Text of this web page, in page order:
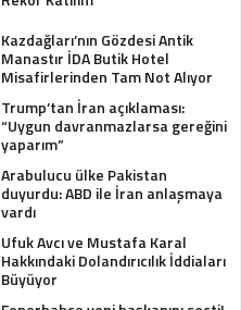
Kazdağları’nın Gözdesi Antik
Manastır İDA Butik Hotel
Misafirlerinden Tam Not Alıyor
Trump’tan İran açıklaması:
“Uygun davranmazlarsa gereğini
yaparım”
Arabulucu ülke Pakistan
duyurdu: ABD ile İran anlaşmaya
vardı
Ufuk Avcı ve Mustafa Karal
Hakkındaki Dolandırıcılık İddiaları
Büyüyor